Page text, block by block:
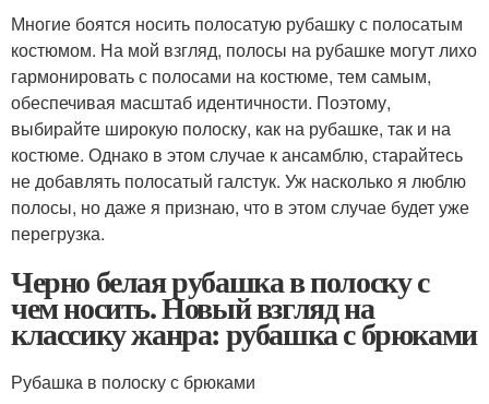
Многие боятся носить полосатую рубашку с полосатым
костюмом. На мой взгляд, полосы на рубашке могут лихо
гармонировать с полосами на костюме, тем самым,
обеспечивая масштаб идентичности. Поэтому,
выбирайте широкую полоску, как на рубашке, так и на
костюме. Однако в этом случае к ансамблю, старайтесь
не добавлять полосатый галстук. Уж насколько я люблю
полосы, но даже я признаю, что в этом случае будет уже
перегрузка.
Черно белая рубашка в полоску с
чем носить. Новый взгляд на
классику жанра: рубашка с брюками
Рубашка в полоску с брюками